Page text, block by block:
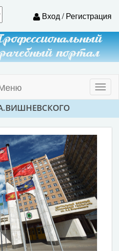
Вход / Регистрация
портал